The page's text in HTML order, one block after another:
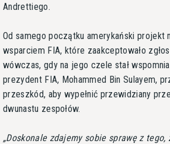
Andrettiego.
Od samego początku amerykański projekt
wsparciem FIA, które zaakceptowało
wówczas, gdy na jego czele stał
prezydent FIA, Mohammed Bin Sulayem,
przeszkód, aby wypełnić przewidziany
dwunastu zespołów.
Doskonale zdajemy sobie sprawę z tego,